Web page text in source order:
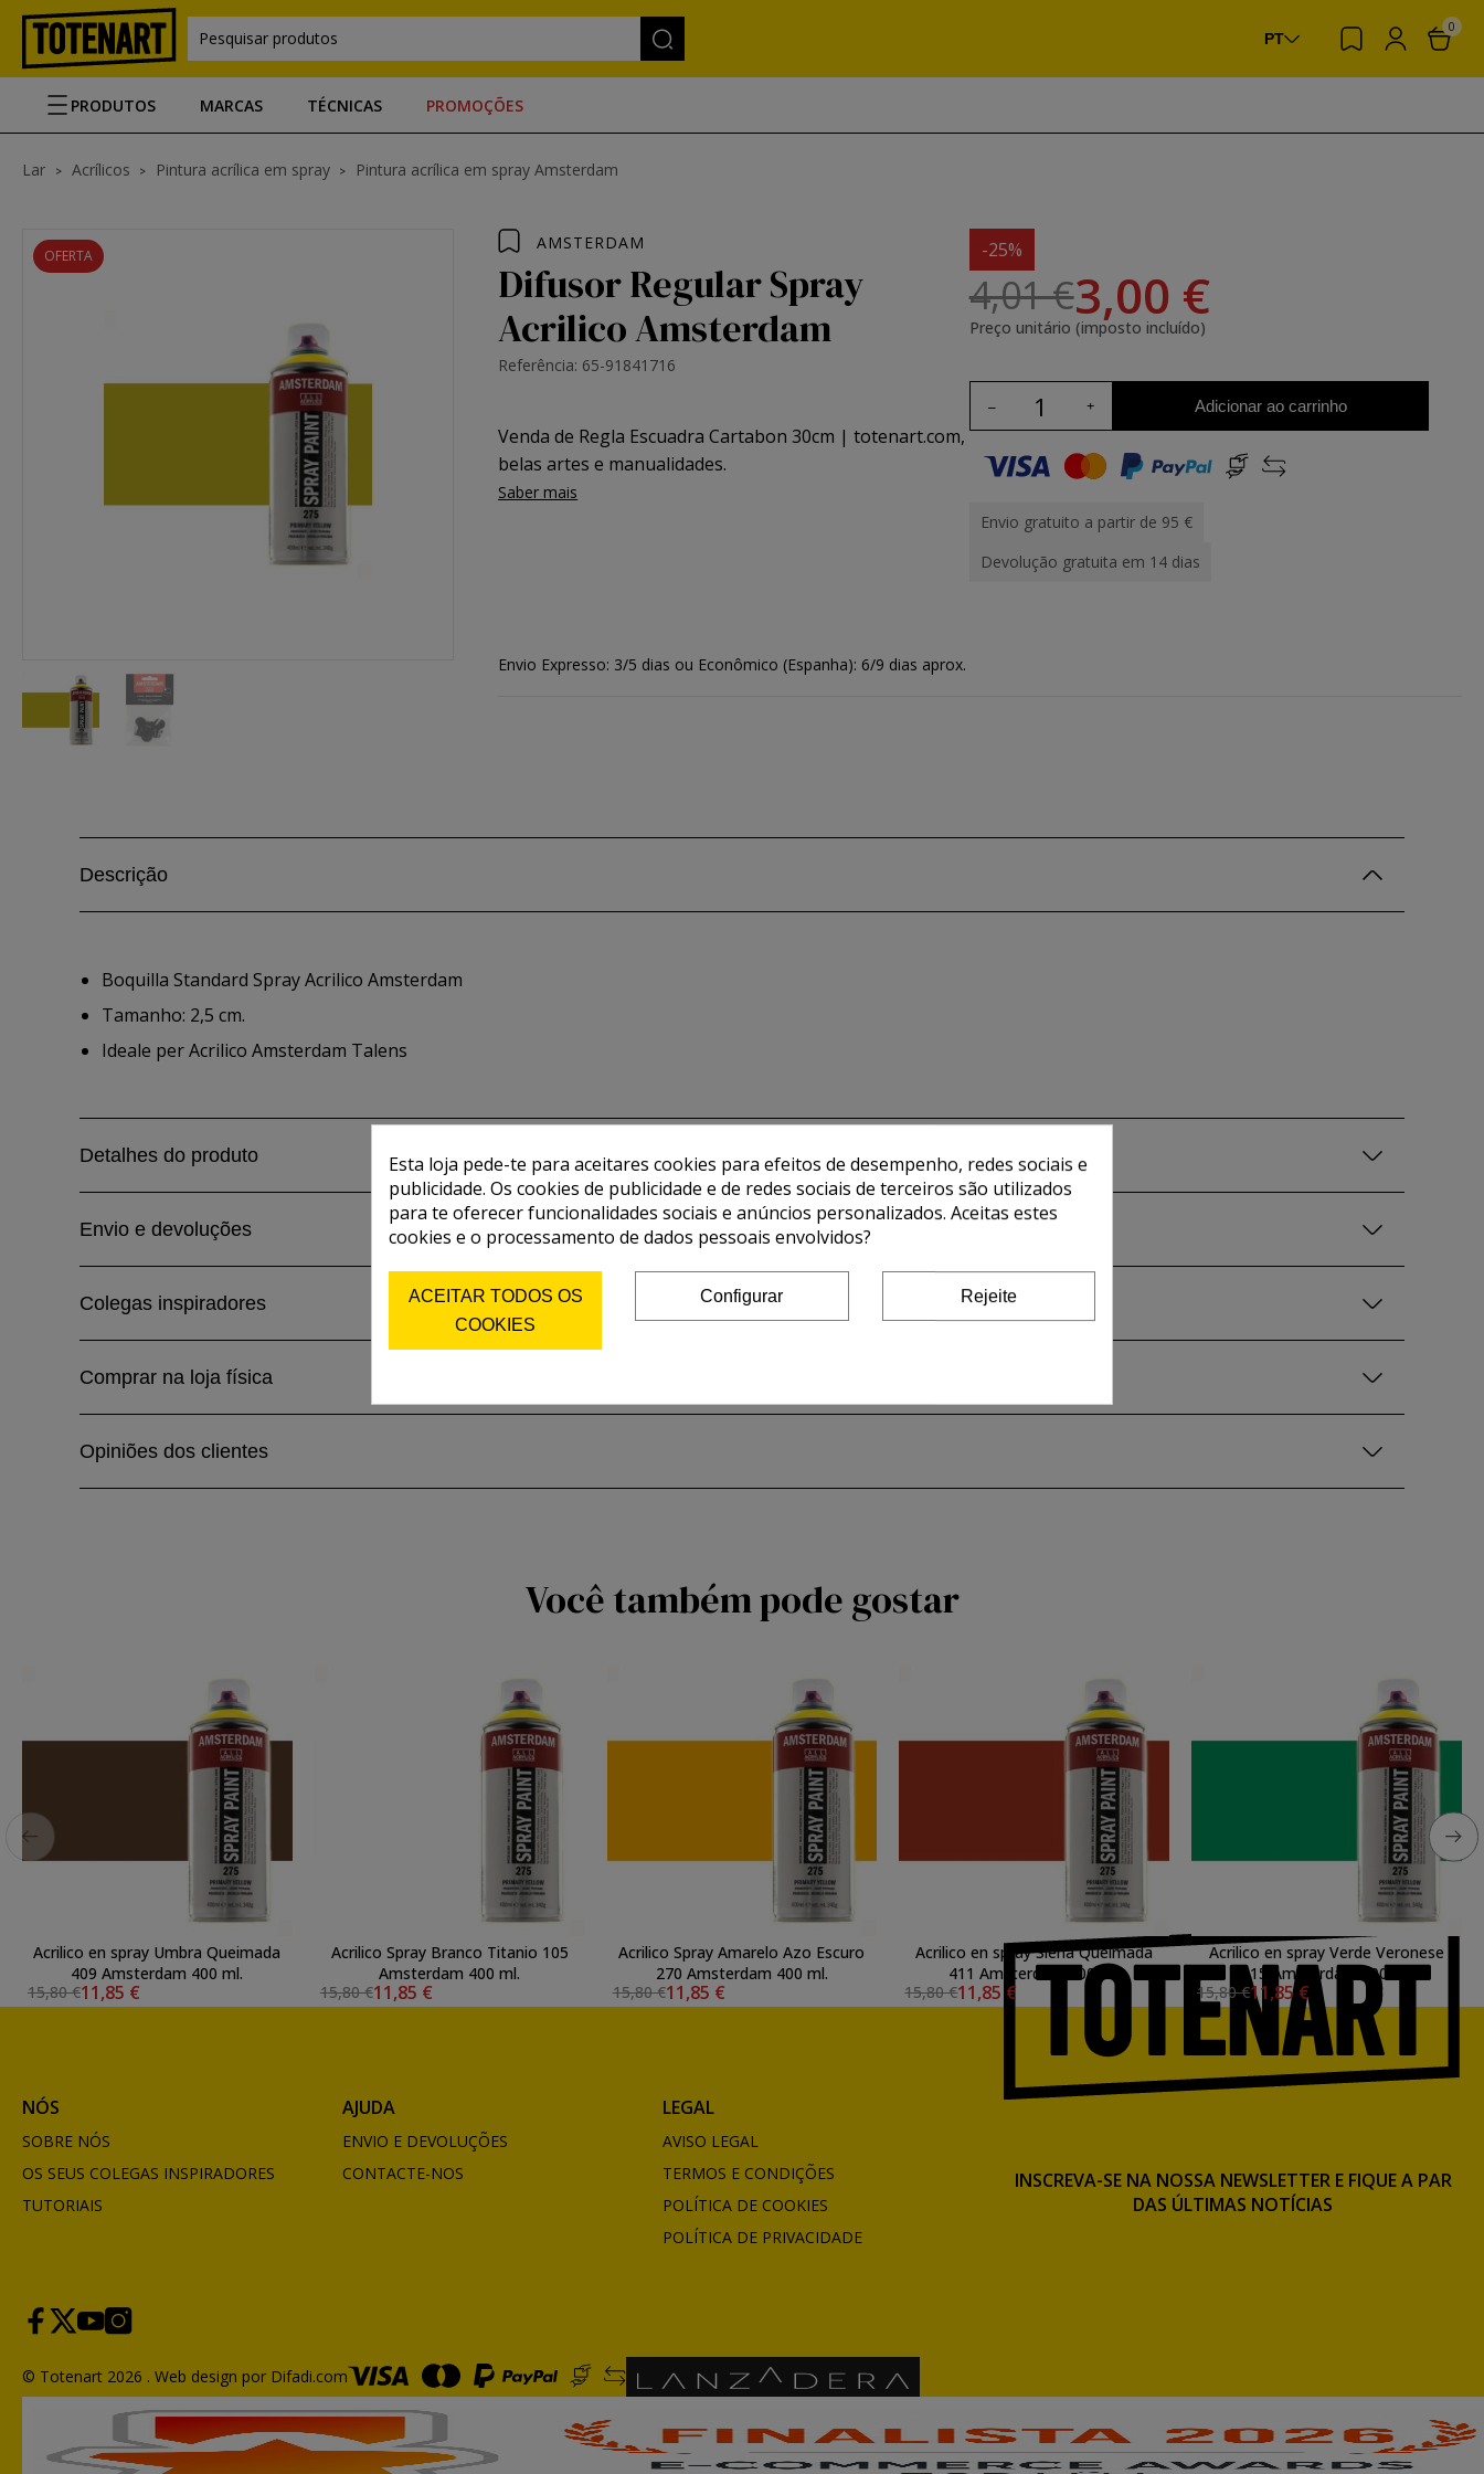
Pesquisar produtos PT
0
PRODUTOS MARCAS TÉCNICAS PROMOÇÕES
Lar Acrílicos Pintura acrílica em spray Pintura acrílica em spray Amsterdam
OFERTA
AMSTERDAM
Difusor Regular Spray
Acrilico Amsterdam
Referência: 65-91841716
Venda de Regla Escuadra Cartabon 30cm | totenart.com,
belas artes e manualidades.
Saber mais
-25%
4,01 €3,00 €
Preço unitário (imposto incluído)
Adicionar ao carrinho
Envio gratuito a partir de 95 €
Devolução gratuita em 14 dias
Envio Expresso: 3/5 dias ou Econômico (Espanha): 6/9 dias aprox.
Descrição
Boquilla Standard Spray Acrilico Amsterdam
Tamanho: 2,5 cm.
Ideale per Acrilico Amsterdam Talens
Detalhes do produto
Envio e devoluções
Colegas inspiradores
Comprar na loja física
Opiniões dos clientes
Você também pode gostar
Acrilico en spray Umbra Queimada
409 Amsterdam 400 ml.
15,80 €11,85 €
Acrilico Spray Branco Titanio 105
Amsterdam 400 ml.
15,80 €11,85 €
Acrilico Spray Amarelo Azo Escuro
270 Amsterdam 400 ml.
15,80 €11,85 €
Acrilico en spray Siena Queimada
411 Amsterdam 400 ml.
15,80 €11,85 €
Acrilico en spray Verde Veronese
615 Amsterdam 400 ml.
15,80 €11,85 €
NÓS
SOBRE NÓS
OS SEUS COLEGAS INSPIRADORES
TUTORIAIS
AJUDA
ENVIO E DEVOLUÇÕES
CONTACTE-NOS
LEGAL
AVISO LEGAL
TERMOS E CONDIÇÕES
POLÍTICA DE COOKIES
POLÍTICA DE PRIVACIDADE
INSCREVA-SE NA NOSSA NEWSLETTER E FIQUE A PAR
DAS ÚLTIMAS NOTÍCIAS
© Totenart 2026 . Web design por Difadi.com
Esta loja pede-te para aceitares cookies para efeitos de desempenho, redes sociais e
publicidade. Os cookies de publicidade e de redes sociais de terceiros são utilizados
para te oferecer funcionalidades sociais e anúncios personalizados. Aceitas estes
cookies e o processamento de dados pessoais envolvidos?
ACEITAR TODOS OS
COOKIES
Configurar Rejeite